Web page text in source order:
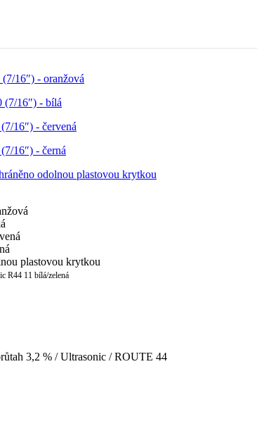
R44 11 bílá/zelená
3,2 % / Ultrasonic / ROUTE 44